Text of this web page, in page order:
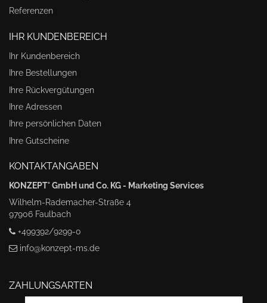
Referenzen
IHR KUNDENBEREICH
Ihr Kundenbereich
Ihre Bestellungen
Ihre Rückvergütungen
Ihre Adressen
Ihre persönlichen Daten
Ihre Gutscheine
KONTAKTANGABEN
KONZEPT° GmbH und Co. KG - Marketing Services
Wilhelm-Rademacher-Straße 4
97906 Faulbach
+499392/9299-0
info@konzept-ms.de
ZAHLUNGSARTEN